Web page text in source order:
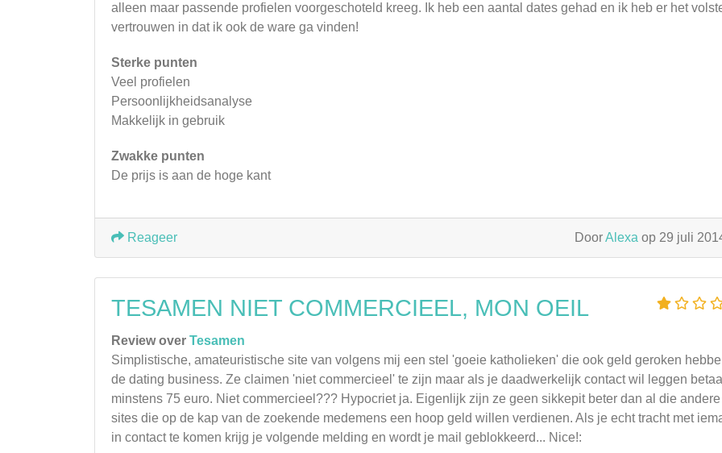
alleen maar passende profielen voorgeschoteld kreeg. Ik heb een aantal dates gehad en ik heb er het
vertrouwen in dat ik ook de ware ga vinden!
Sterke punten
Veel profielen
Persoonlijkheidsanalyse
Makkelijk in gebruik
Zwakke punten
De prijs is aan de hoge kant
DoorAlexa op 29 juli
Reageer
TESAMEN NIET COMMERCIEEL, MON OEIL
Review over Tesamen
Simplistische, amateuristische site van volgens mij een stel 'goeie katholieken' die ook geld geroken
de dating business. Ze claimen 'niet commercieel' te zijn maar als je daadwerkelijk contact wil leggen
minstens 75 euro. Niet commercieel??? Hypocriet ja. Eigenlijk zijn ze geen sikkepit beter dan al die andere
sites die op de kap van de zoekende medemens een hoop geld willen verdienen. Als je echt tracht met
in contact te komen krijg je volgende melding en wordt je mail geblokkeerd... Nice!: